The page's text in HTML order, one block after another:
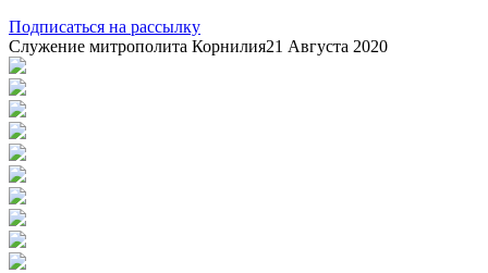
Подписаться на рассылку
Служение митрополита Корнилия21 Августа 2020